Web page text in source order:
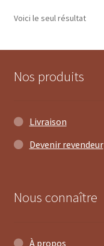
Voici le seul résultat
Nos produits
Livraison
Devenir revendeur
Nous connaître
À propos